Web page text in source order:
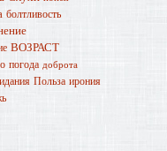
болтливость
ВОЗРАСТ
погода доброта
Польза ирония